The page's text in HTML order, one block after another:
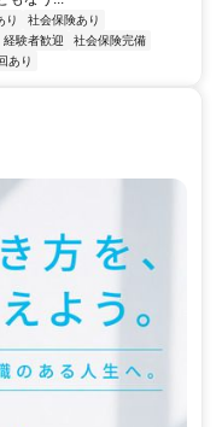
り
社会保険あり
経験者歓迎
社会保険完備
あり